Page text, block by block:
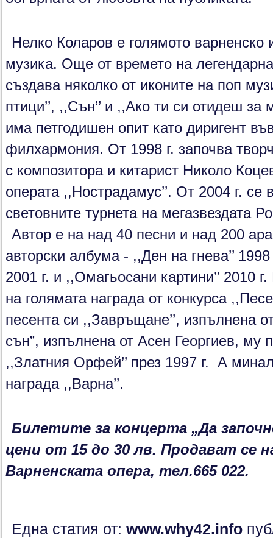
Нелко Коларов е голямото варненско
музика. Още от времето на
създава няколко от иконите на поп
птици’’, ,,Сън’’ и ,,Ако ти си отидеш за
има петгодишен опит като диригент
филхармония. От 1998 г. започва
с композитора и китарист Николо
операта ,,Нострадамус’’. От 2004 г. се
световните турнета на мегазвездата
Автор е на над 40 песни и над 200
авторски албума - ,,Ден на гнева’’
2001 г. и ,,Омагьосани картини’’ 2010
на голямата награда от конкурса
песента си ,,Завръщане’’, изпълнена
сън”, изпълнена от Асен Георгиев, му
,,Златния Орфей’’ през 1997 г. А
награда ,,Варна’’.
Билетите за концерта „Да
цени от 15 до 30 лв. Продават се
Варненската опера, тел.665 022.
Една статия от: www.why42.info